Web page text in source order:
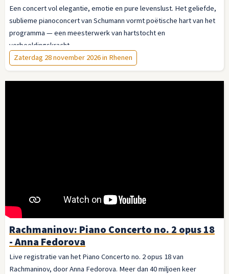
Een concert vol elegantie, emotie en pure levenslust. Het geliefde,
sublieme pianoconcert van Schumann vormt poëtische hart van het
programma — een meesterwerk van hartstocht en
verbeeldingskracht.
Zaterdag 28 november 2026 in Rhenen
Rachmaninov: Piano Concerto no. 2 opus 18
- Anna Fedorova
Live registratie van het Piano Concerto no. 2 opus 18 van
Rachmaninov, door Anna Fedorova. Meer dan 40 miljoen keer